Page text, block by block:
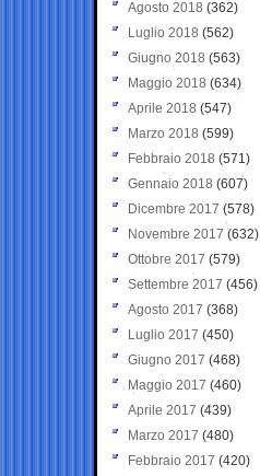
Agosto 2018 (362)
Luglio 2018 (562)
Giugno 2018 (563)
Maggio 2018 (634)
Aprile 2018 (547)
Marzo 2018 (599)
Febbraio 2018 (571)
Gennaio 2018 (607)
Dicembre 2017 (578)
Novembre 2017 (632)
Ottobre 2017 (579)
Settembre 2017 (456)
Agosto 2017 (368)
Luglio 2017 (450)
Giugno 2017 (468)
Maggio 2017 (460)
Aprile 2017 (439)
Marzo 2017 (480)
Febbraio 2017 (420)